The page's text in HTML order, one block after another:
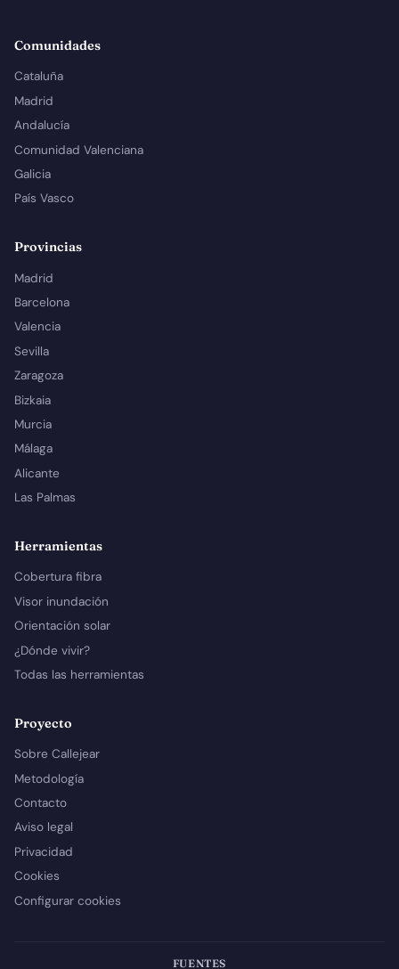
Comunidades
Cataluña
Madrid
Andalucía
Comunidad Valenciana
Galicia
País Vasco
Provincias
Madrid
Barcelona
Valencia
Sevilla
Zaragoza
Bizkaia
Murcia
Málaga
Alicante
Las Palmas
Herramientas
Cobertura fibra
Visor inundación
Orientación solar
¿Dónde vivir?
Todas las herramientas
Proyecto
Sobre Callejear
Metodología
Contacto
Aviso legal
Privacidad
Cookies
Configurar cookies
FUENTES